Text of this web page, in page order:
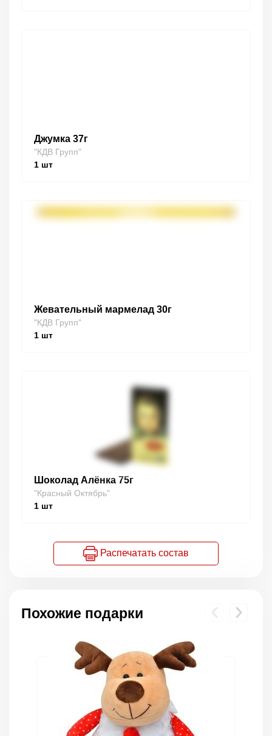
Джумка 37г
"КДВ Групп"
1 шт
Жевательный мармелад 30г
"КДВ Групп"
1 шт
Шоколад Алёнка 75г
"Красный Октябрь"
1 шт
Распечатать состав
Похожие подарки